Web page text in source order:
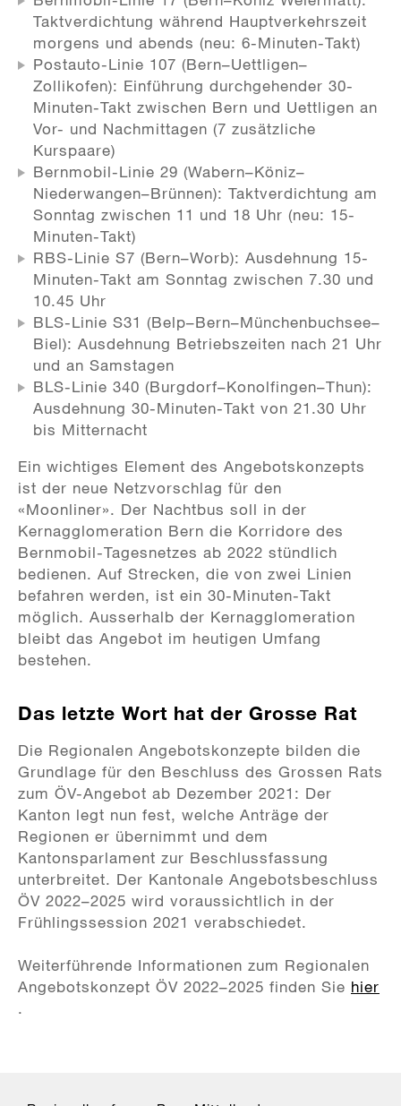
Taktverdichtung während Hauptverkehrszeit
morgens und abends (neu: 6-Minuten-Takt)
Postauto-Linie 107 (Bern–Uettligen–
Zollikofen): Einführung durchgehender 30-
Minuten-Takt zwischen Bern und Uettligen an
Vor- und Nachmittagen (7 zusätzliche
Kurspaare)
Bernmobil-Linie 29 (Wabern–Köniz–
Niederwangen–Brünnen): Taktverdichtung am
Sonntag zwischen 11 und 18 Uhr (neu: 15-
Minuten-Takt)
RBS-Linie S7 (Bern–Worb): Ausdehnung 15-
Minuten-Takt am Sonntag zwischen 7.30 und
10.45 Uhr
BLS-Linie S31 (Belp–Bern–Münchenbuchsee–
Biel): Ausdehnung Betriebszeiten nach 21 Uhr
und an Samstagen
BLS-Linie 340 (Burgdorf–Konolfingen–Thun):
Ausdehnung 30-Minuten-Takt von 21.30 Uhr
bis Mitternacht
Ein wichtiges Element des Angebotskonzepts
ist der neue Netzvorschlag für den
«Moonliner». Der Nachtbus soll in der
Kernagglomeration Bern die Korridore des
Bernmobil-Tagesnetzes ab 2022 stündlich
bedienen. Auf Strecken, die von zwei Linien
befahren werden, ist ein 30-Minuten-Takt
möglich. Ausserhalb der Kernagglomeration
bleibt das Angebot im heutigen Umfang
bestehen.
Das letzte Wort hat der Grosse Rat
Die Regionalen Angebotskonzepte bilden die
Grundlage für den Beschluss des Grossen Rats
zum ÖV-Angebot ab Dezember 2021: Der
Kanton legt nun fest, welche Anträge der
Regionen er übernimmt und dem
Kantonsparlament zur Beschlussfassung
unterbreitet. Der Kantonale Angebotsbeschluss
ÖV 2022–2025 wird voraussichtlich in der
Frühlingssession 2021 verabschiedet.
Weiterführende Informationen zum Regionalen
Angebotskonzept ÖV 2022–2025 finden Sie hier
.